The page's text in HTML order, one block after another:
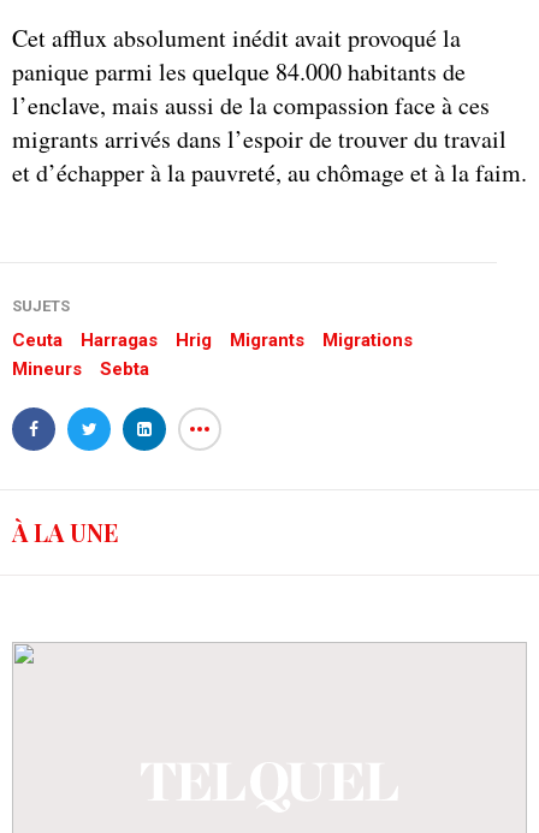
Cet afflux absolument inédit avait provoqué la
panique parmi les quelque 84.000 habitants de
l’enclave, mais aussi de la compassion face à ces
migrants arrivés dans l’espoir de trouver du travail
et d’échapper à la pauvreté, au chômage et à la faim.
SUJETS
Ceuta Harragas Hrig Migrants
Migrations
Mineurs
Sebta
À LA UNE